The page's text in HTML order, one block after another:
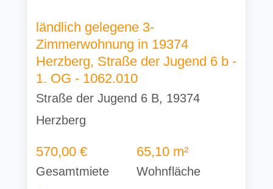
ländlich gelegene 3-
Zimmerwohnung in 19374
Herzberg, Straße der Jugend 6 b -
1. OG - 1062.010
Straße der Jugend 6 B, 19374
Herzberg
570,00 €
Gesamtmiete
65,10 m²
Wohnfläche